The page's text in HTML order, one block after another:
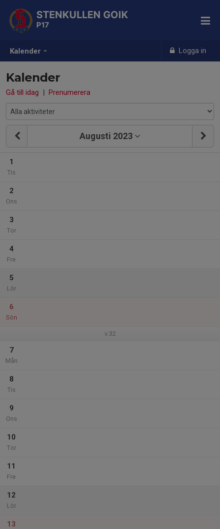
Kalender Logga in
STENKULLEN GOIK
P17
Kalender
Gå till idag | Prenumerera
Augusti 2023
1
Tis
2
Ons
3
Tor
4
Fre
5
Lör
6
Sön
v.32
7
Mån
8
Tis
9
Ons
10
Tor
11
Fre
12
Lör
13